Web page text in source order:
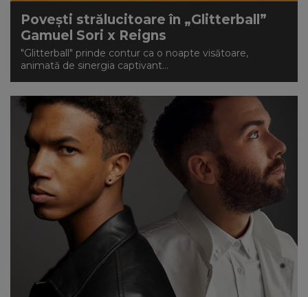
Povești strălucitoare în „Glitterball”
Gamuel Sori x Reigns
"Glitterball" prinde contur ca o noapte visătoare,
animată de sinergia captivant...